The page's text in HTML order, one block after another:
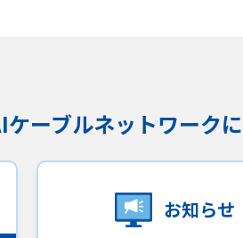
支店一覧
グループ会社
決算公告・電子公告
ケーブルネットワークに
お知らせ